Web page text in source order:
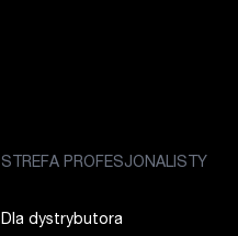
STREFA PROFESJONALISTY
Dla dystrybutora